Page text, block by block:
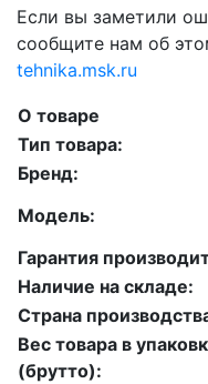
Если вы заметили
сообщите нам об
tehnika.msk.ru
О товаре
Тип товара:
Бренд:
Модель:
Гарантия
Наличие на складе:
Страна
Вес товара в
(брутто):